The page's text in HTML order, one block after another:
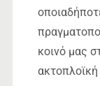
κοινό μας